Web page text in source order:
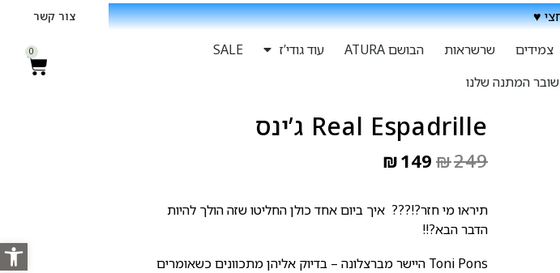
פתח
צור קשר
צמידים שרשראות הבושם ATURA עוד גודי’ז
SALE
שובר המתנה שלנו
0
Real Espadrille ג’ינס
₪249
₪149
תיראו מי חזר?!??? איך ביום אחד כולן החליטו שזה הולך להיות
הדבר הבא?!!
Toni Pons היישר מברצלונה – בדיוק אליהן מתכוונים כשאומרים